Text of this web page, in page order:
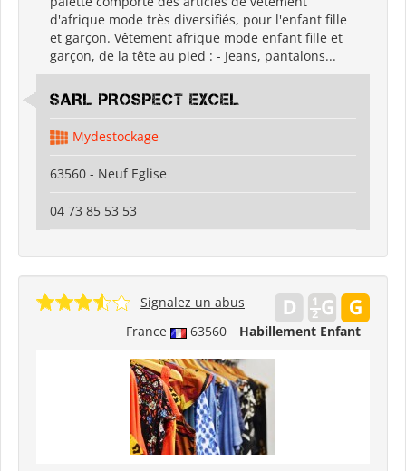
d'afrique mode très diversifiés, pour l'enfant fille
et garçon. Vêtement afrique mode enfant fille et
garçon, de la tête au pied : - Jeans, pantalons...
SARL PROSPECT EXCEL
Mydestockage
63560 - Neuf Eglise
04 73 85 53 53
France 63560 Habillement Enfant
Signalez un abus